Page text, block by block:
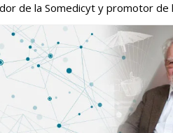
de la Somedicyt y promotor de